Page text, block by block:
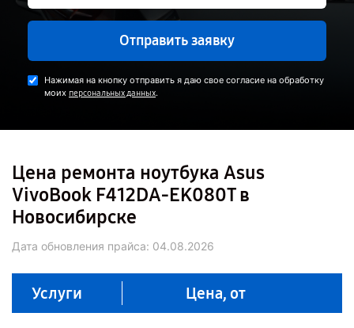
Отправить заявку
Нажимая на кнопку отправить я даю свое согласие на обработку
моих персональных данных.
Цена ремонта ноутбука Asus
VivoBook F412DA-EK080T в
Новосибирске
Дата обновления прайса: 04.08.2026
Услуги Цена, от